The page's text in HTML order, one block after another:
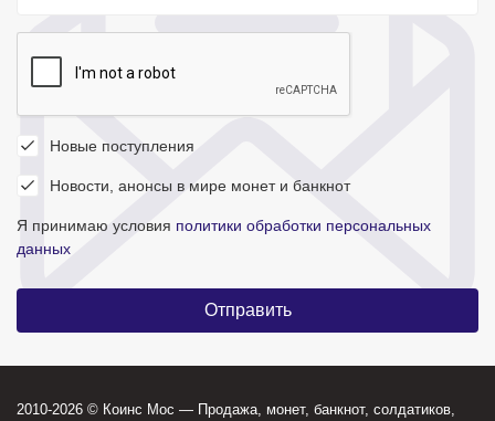
Новые поступления
Новости, анонсы в мире монет и банкнот
Я принимаю условия политики обработки персональных
данных
2010-2026 © Коинс Мос — Продажа, монет, банкнот, солдатиков,